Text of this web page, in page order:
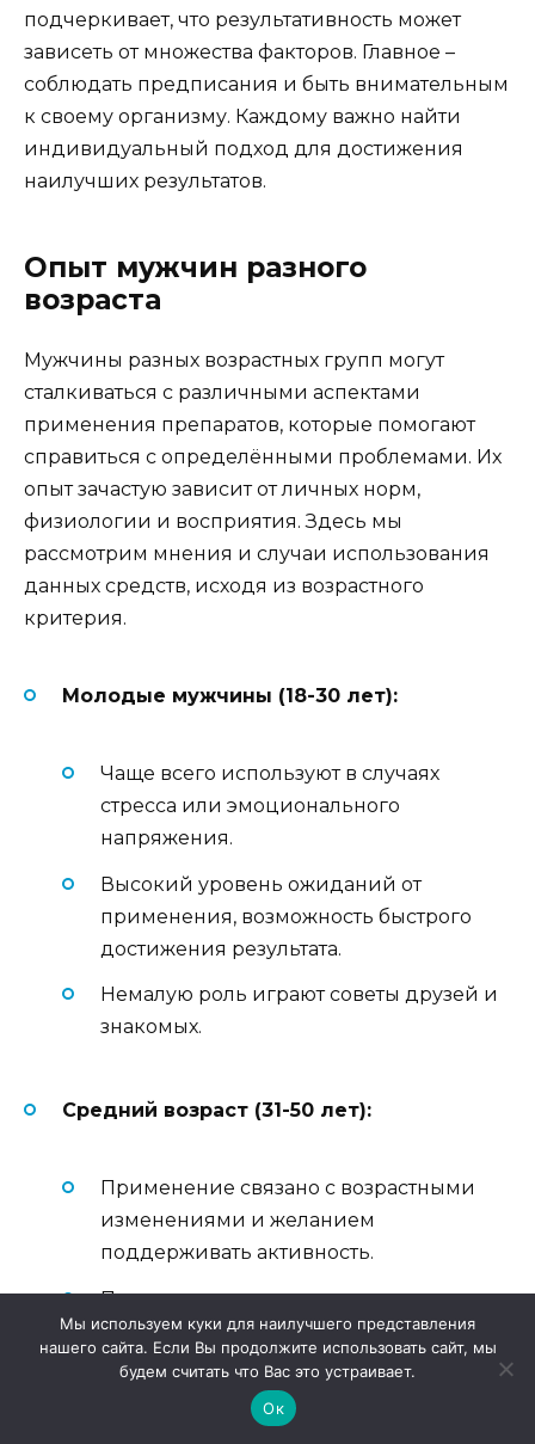
подчеркивает, что результативность может
зависеть от множества факторов. Главное –
соблюдать предписания и быть внимательным
к своему организму. Каждому важно найти
индивидуальный подход для достижения
наилучших результатов.
Опыт мужчин разного
возраста
Мужчины разных возрастных групп могут
сталкиваться с различными аспектами
применения препаратов, которые помогают
справиться с определёнными проблемами. Их
опыт зачастую зависит от личных норм,
физиологии и восприятия. Здесь мы
рассмотрим мнения и случаи использования
данных средств, исходя из возрастного
критерия.
Молодые мужчины (18-30 лет):
Чаще всего используют в случаях
стресса или эмоционального
напряжения.
Высокий уровень ожиданий от
применения, возможность быстрого
достижения результата.
Немалую роль играют советы друзей и
знакомых.
Средний возраст (31-50 лет):
Применение связано с возрастными
изменениями и желанием
поддерживать активность.
Пользователи отмечают улучшение
качества жизни и отношений с
партнёрами.
Более взвешенный подход к выбору
Мы используем куки для наилучшего представления
нашего сайта. Если Вы продолжите использовать сайт, мы
будем считать что Вас это устраивает.
Ок